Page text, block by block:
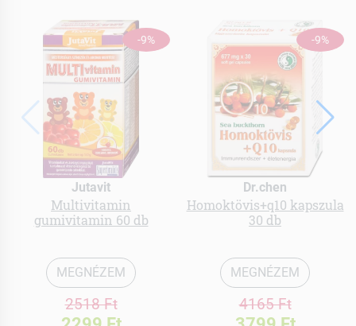
-9%
Jutavit
Multivitamin
gumivitamin 60 db
MEGNÉZEM
2518 Ft
-9%
Dr.chen
Homoktövis+q10 kapszula
30 db
MEGNÉZEM
4165 Ft